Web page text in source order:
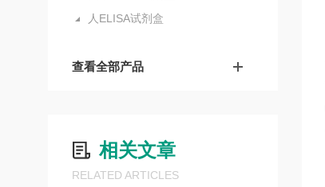
人ELISA试剂盒
查看全部产品
相关文章
RELATED ARTICLES